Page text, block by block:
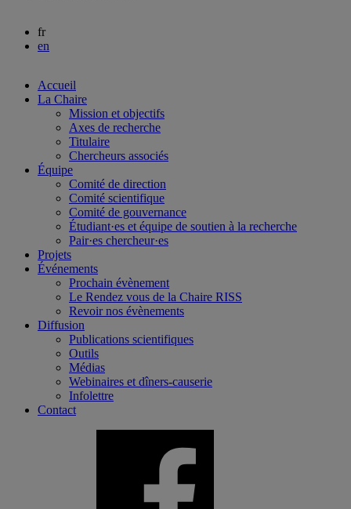
fr
en
Accueil
La Chaire
Mission et objectifs
Axes de recherche
Titulaire
Chercheurs associés
Équipe
Comité de direction
Comité scientifique
Comité de gouvernance
Étudiant·es et équipe de soutien à la recherche
Pair·es chercheur·es
Projets
Événements
Prochain évènement
Le Rendez vous de la Chaire RISS
Revoir nos évènements
Diffusion
Publications scientifiques
Outils
Médias
Webinaires et dîners-causerie
Infolettre
Contact